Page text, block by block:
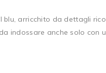
arricchito da dettagli
indossare anche solo